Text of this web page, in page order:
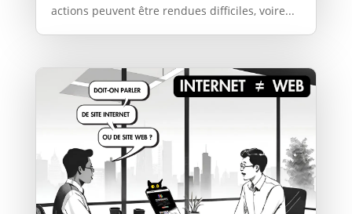
actions peuvent être rendues difficiles, voire...